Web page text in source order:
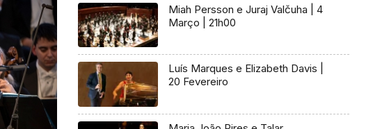
Miah Persson e Juraj Valčuha | 4
Março | 21h00
Luís Marques e Elizabeth Davis |
20 Fevereiro